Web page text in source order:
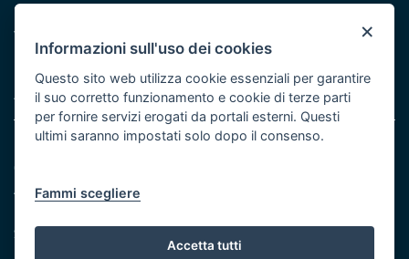
Protezione civile
Vai al sito di Protezione Civile Puglia
Iniziativa finanziata con risorse del POR Puglia 2014/2020 -
Asse XI
Note legali
Cookie e privacy
Atti di notifica
Servizi Intranet
×
Informazioni sull'uso dei cookies
Questo sito web utilizza cookie essenziali per garantire
il suo corretto funzionamento e cookie di terze parti
per fornire servizi erogati da portali esterni. Questi
ultimi saranno impostati solo dopo il consenso.
Fammi scegliere
Accetta tutti